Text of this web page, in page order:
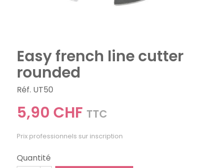
Easy french line cutter
rounded
Réf. UT50
5,90 CHF TTC
Prix professionnels sur inscription
Quantité